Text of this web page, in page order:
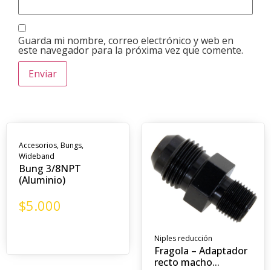
Guarda mi nombre, correo electrónico y web en
este navegador para la próxima vez que comente.
Accesorios,Bungs,
Wideband
Bung 3/8NPT
(Aluminio)
$5.000
Niples reducción
Fragola – Adaptador
recto macho...